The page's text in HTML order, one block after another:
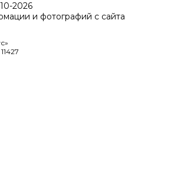
2026
и фотографий с сайта